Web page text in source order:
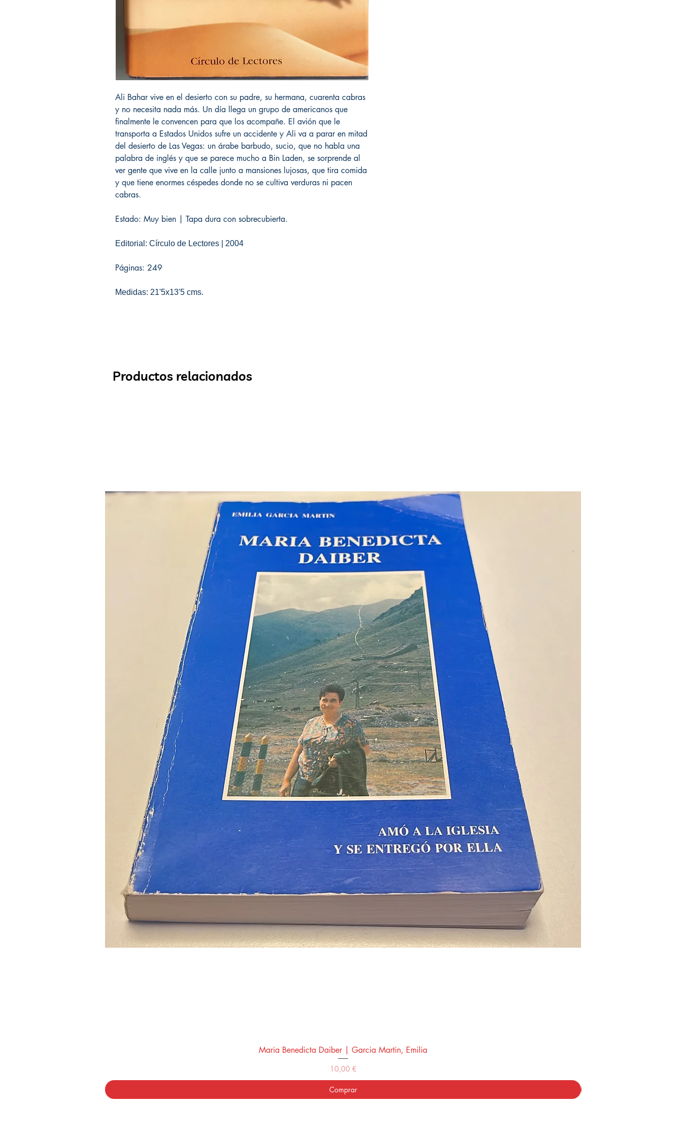
Ali Bahar vive en el desierto con su padre, su hermana, cuarenta cabras
y no necesita nada más. Un día llega un grupo de americanos que
finalmente le convencen para que los acompañe. El avión que le
transporta a Estados Unidos sufre un accidente y Ali va a parar en mitad
del desierto de Las Vegas: un árabe barbudo, sucio, que no habla una
palabra de inglés y que se parece mucho a Bin Laden, se sorprende al
ver gente que vive en la calle junto a mansiones lujosas, que tira comida
y que tiene enormes céspedes donde no se cultiva verduras ni pacen
cabras.
Estado: Muy bien | Tapa dura con sobrecubierta.
Editorial: Círculo de Lectores | 2004
Páginas: 249
Medidas: 21'5x13'5 cms.
Productos relacionados
Vista rápida
Maria Benedicta Daiber | Garcia Martin, Emilia
Precio
10,00 €
Comprar